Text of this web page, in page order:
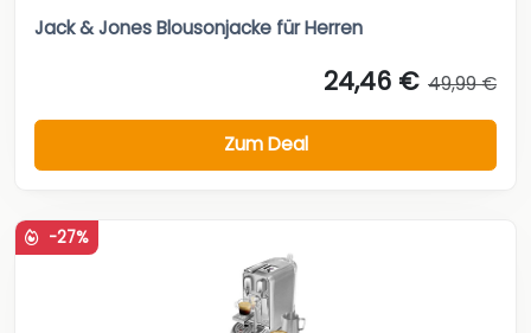
Jack & Jones Blousonjacke für Herren
24,46 € 49,99 €
Zum Deal
-27%